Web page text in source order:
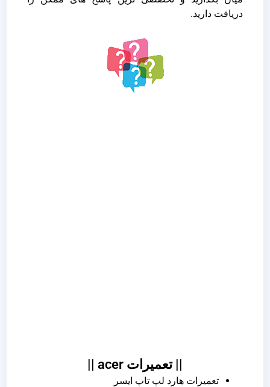
دریافت دارید.
|| تعمیرات acer ||
تعمیرات هارد لپ تاپ ایسر